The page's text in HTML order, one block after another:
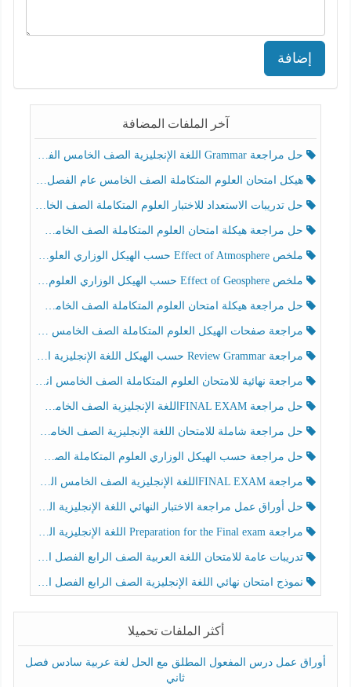
إضافة
آخر الملفات المضافة
حل مراجعة Grammar اللغة الإنجليزية الصف الخامس الفصل الثالث
هيكل امتحان العلوم المتكاملة الصف الخامس عام الفصل الدراسي الثالث 2025-2026
حل تدريبات الاستعداد للاختبار العلوم المتكاملة الصف الخامس عام الفصل الثالث
حل مراجعة هيكلة امتحان العلوم المتكاملة الصف الخامس انسبير الفصل الثالث
ملخص Effect of Atmosphere حسب الهيكل الوزاري العلوم المتكاملة الصف الخامس انسبير الفصل الثالث
ملخص Effect of Geosphere حسب الهيكل الوزاري العلوم المتكاملة الصف الخامس انسبير الفصل الثالث
حل مراجعة هيكلة امتحان العلوم المتكاملة الصف الخامس عام الفصل الثالث
مراجعة صفحات الهيكل العلوم المتكاملة الصف الخامس انسبير الفصل الثالث
مراجعة Review Grammar حسب الهيكل اللغة الإنجليزية الصف الخامس الفصل الثالث
مراجعة نهائية للامتحان العلوم المتكاملة الصف الخامس انسبير الفصل الثالث
حل مراجعة FINAL EXAMاللغة الإنجليزية الصف الخامس الفصل الثالث
حل مراجعة شاملة للامتحان اللغة الإنجليزية الصف الخامس الفصل الثالث
حل مراجعة حسب الهيكل الوزاري العلوم المتكاملة الصف الخامس عام الفصل الثالث
مراجعة FINAL EXAMاللغة الإنجليزية الصف الخامس الفصل الثالث
حل أوراق عمل مراجعة الاختبار النهائي اللغة الإنجليزية الصف الرابع الفصل الثالث
مراجعة Preparation for the Final exam اللغة الإنجليزية الصف الرابع الفصل الثالث
تدريبات عامة للامتحان اللغة العربية الصف الرابع الفصل الثالث
نموذج امتحان نهائي اللغة الإنجليزية الصف الرابع الفصل الثالث
أكثر الملفات تحميلا
أوراق عمل درس المفعول المطلق مع الحل لغة عربية سادس فصل
ثاني